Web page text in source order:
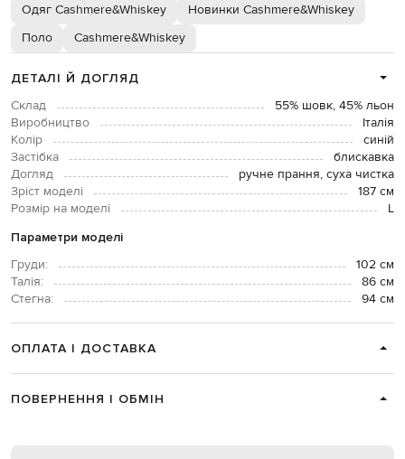
Одяг Cashmere&Whiskey
Новинки Cashmere&Whiskey
Поло
Cashmere&Whiskey
ДЕТАЛІ Й ДОГЛЯД
Склад
55% шовк, 45% льон
Виробництво
Італія
Колір
синій
Застібка
блискавка
Догляд
ручне прання, суха чистка
Зріст моделі
187 см
Розмір на моделі
L
Параметри моделі
Груди:
102 см
Талія:
86 см
Стегна:
94 см
ОПЛАТА І ДОСТАВКА
ПОВЕРНЕННЯ І ОБМІН